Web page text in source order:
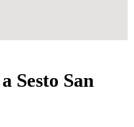
a Sesto San